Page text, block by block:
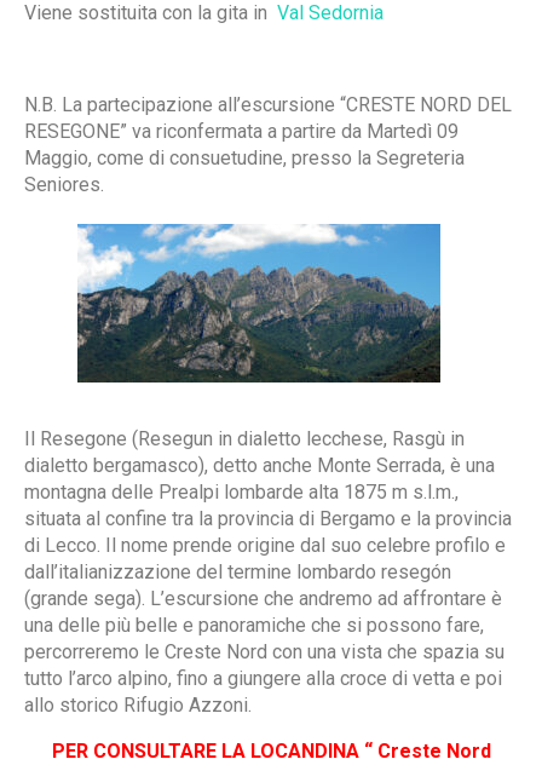
Viene sostituita con la gita in Val Sedornia
N.B. La partecipazione all’escursione “CRESTE NORD DEL
RESEGONE” va riconfermata a partire da Martedì 09
Maggio, come di consuetudine, presso la Segreteria
Seniores.
Il Resegone (Resegun in dialetto lecchese, Rasgù in
dialetto bergamasco), detto anche Monte Serrada, è una
montagna delle Prealpi lombarde alta 1875 m s.l.m.,
situata al confine tra la provincia di Bergamo e la provincia
di Lecco. Il nome prende origine dal suo celebre profilo e
dall’italianizzazione del termine lombardo resegón
(grande sega). L’escursione che andremo ad affrontare è
una delle più belle e panoramiche che si possono fare,
percorreremo le Creste Nord con una vista che spazia su
tutto l’arco alpino, fino a giungere alla croce di vetta e poi
allo storico Rifugio Azzoni.
PER CONSULTARE LA LOCANDINA “Creste Nord